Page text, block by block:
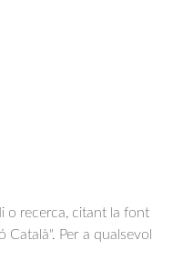
o recerca, citant la font
Per a qualsevol